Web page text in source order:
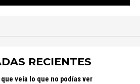
RECIENTES
veía lo que no podías ver